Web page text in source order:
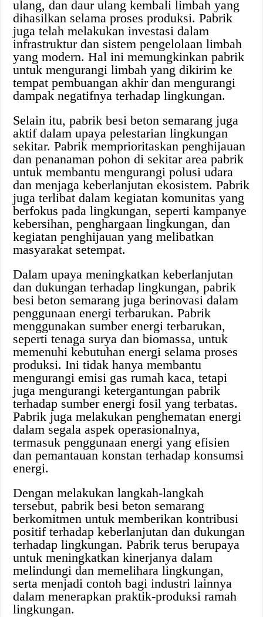
ulang, dan daur ulang kembali limbah yang
dihasilkan selama proses produksi. Pabrik
juga telah melakukan investasi dalam
infrastruktur dan sistem pengelolaan limbah
yang modern. Hal ini memungkinkan pabrik
untuk mengurangi limbah yang dikirim ke
tempat pembuangan akhir dan mengurangi
dampak negatifnya terhadap lingkungan.
Selain itu, pabrik besi beton semarang juga
aktif dalam upaya pelestarian lingkungan
sekitar. Pabrik memprioritaskan penghijauan
dan penanaman pohon di sekitar area pabrik
untuk membantu mengurangi polusi udara
dan menjaga keberlanjutan ekosistem. Pabrik
juga terlibat dalam kegiatan komunitas yang
berfokus pada lingkungan, seperti kampanye
kebersihan, penghargaan lingkungan, dan
kegiatan penghijauan yang melibatkan
masyarakat setempat.
Dalam upaya meningkatkan keberlanjutan
dan dukungan terhadap lingkungan, pabrik
besi beton semarang juga berinovasi dalam
penggunaan energi terbarukan. Pabrik
menggunakan sumber energi terbarukan,
seperti tenaga surya dan biomassa, untuk
memenuhi kebutuhan energi selama proses
produksi. Ini tidak hanya membantu
mengurangi emisi gas rumah kaca, tetapi
juga mengurangi ketergantungan pabrik
terhadap sumber energi fosil yang terbatas.
Pabrik juga melakukan penghematan energi
dalam segala aspek operasionalnya,
termasuk penggunaan energi yang efisien
dan pemantauan konstan terhadap konsumsi
energi.
Dengan melakukan langkah-langkah
tersebut, pabrik besi beton semarang
berkomitmen untuk memberikan kontribusi
positif terhadap keberlanjutan dan dukungan
terhadap lingkungan. Pabrik terus berupaya
untuk meningkatkan kinerjanya dalam
melindungi dan memelihara lingkungan,
serta menjadi contoh bagi industri lainnya
dalam menerapkan praktik-produksi ramah
lingkungan.